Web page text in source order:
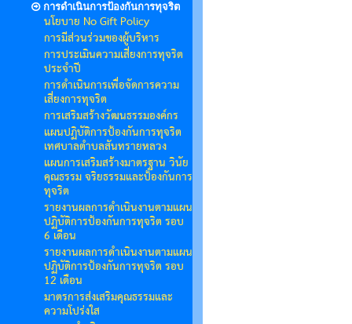
การดำเนินการป้องกันการทุจริต
นโยบาย No Gift Policy
การมีส่วนร่วมของผู้บริหาร
การประเมินความเสี่ยงการทุจริต
ประจำปี
การดำเนินการเพื่อจัดการความ
เสี่ยงการทุจริต
การเสริมสร้างวัฒนธรรมองค์กร
แผนปฏิบัติการป้องกันการทุจริต
เทศบาลตำบลสันทรายหลวง
แผนการเสริมสร้างมาตรฐาน วินัย
คุณธรรม จริยธรรมและป้องกันการ
ทุจริต
รายงานผลการดำเนินงานตามแผน
ปฏิบัติการป้องกันการทุจริต รอบ
6 เดือน
รายงานผลการดำเนินงานตามแผน
ปฏิบัติการป้องกันการทุจริต รอบ
12 เดือน
มาตรการส่งเสริมคุณธรรมและ
ความโปร่งใส